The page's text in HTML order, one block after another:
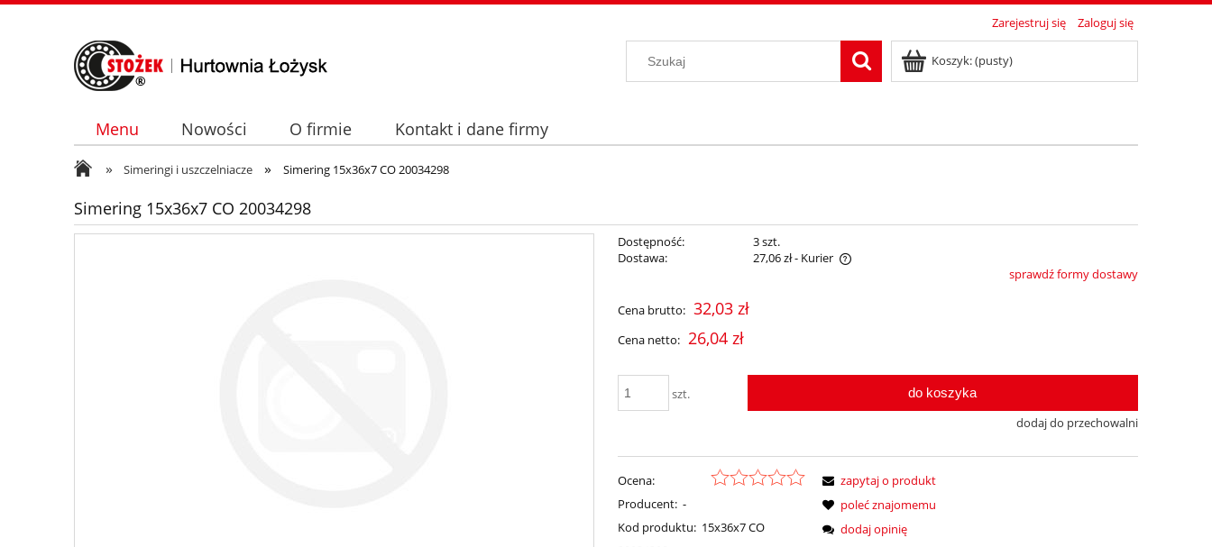
Zarejestruj się Zaloguj się
Koszyk:(pusty)
Menu Nowości O firmie Kontakt i dane firmy
» Simeringi i uszczelniacze » Simering 15x36x7 CO 20034298
Simering 15x36x7 CO 20034298
Dostępność:
3 szt.
Dostawa:
27,06 zł- Kurier
płatności
sprawdź formy dostawy
Cena brutto: 32,03 zł
Cena netto: 26,04 zł
szt. do koszyka
dodaj do przechowalni
Ocena:
Producent: -
Kod produktu: 15x36x7 CO
zapytaj o produkt
poleć znajomemu
dodaj opinię